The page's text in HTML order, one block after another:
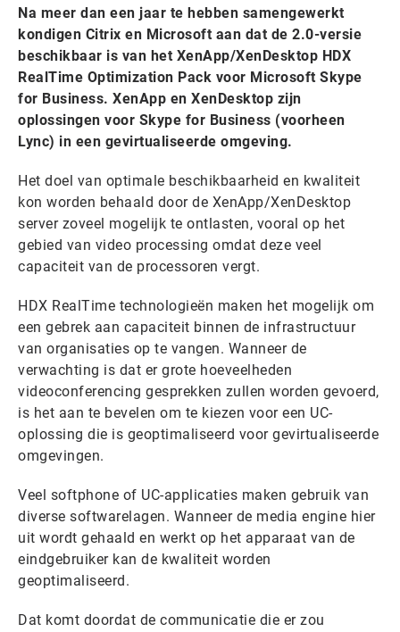
Na meer dan een jaar te hebben samengewerkt
kondigen Citrix en Microsoft aan dat de 2.0-versie
beschikbaar is van het XenApp/XenDesktop HDX
RealTime Optimization Pack voor Microsoft Skype
for Business. XenApp en XenDesktop zijn
oplossingen voor Skype for Business (voorheen
Lync) in een gevirtualiseerde omgeving.
Het doel van optimale beschikbaarheid en kwaliteit
kon worden behaald door de XenApp/XenDesktop
server zoveel mogelijk te ontlasten, vooral op het
gebied van video processing omdat deze veel
capaciteit van de processoren vergt.
HDX RealTime technologieën maken het mogelijk om
een gebrek aan capaciteit binnen de infrastructuur
van organisaties op te vangen. Wanneer de
verwachting is dat er grote hoeveelheden
videoconferencing gesprekken zullen worden gevoerd,
is het aan te bevelen om te kiezen voor een UC-
oplossing die is geoptimaliseerd voor gevirtualiseerde
omgevingen.
Veel softphone of UC-applicaties maken gebruik van
diverse softwarelagen. Wanneer de media engine hier
uit wordt gehaald en werkt op het apparaat van de
eindgebruiker kan de kwaliteit worden
geoptimaliseerd.
Dat komt doordat de communicatie die er zou